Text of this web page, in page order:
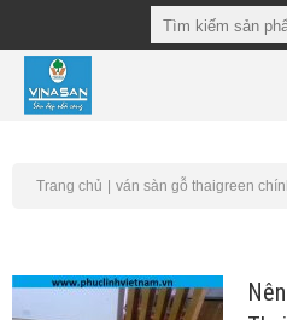
Trang chủ ván sàn gỗ thaigreen